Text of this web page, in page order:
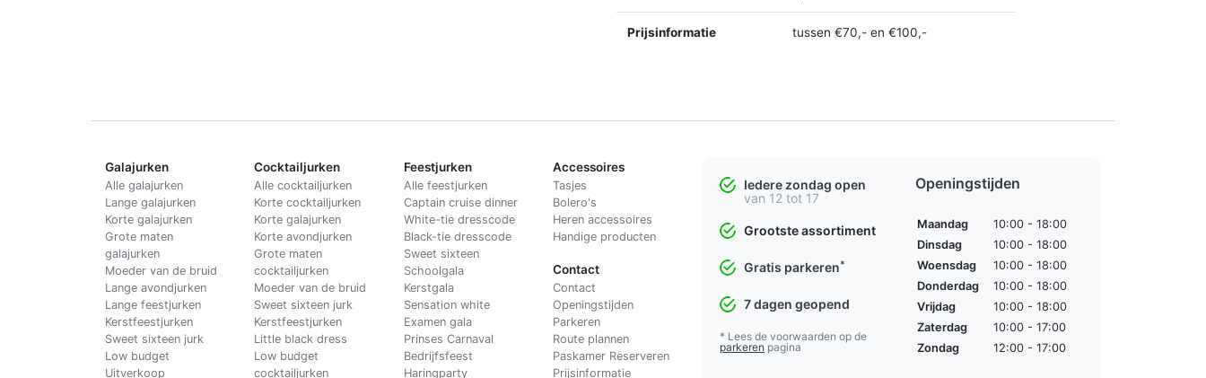
Prijsinformatie tussen €70,- en €100,-
Galajurken
Alle galajurken
Lange galajurken
Korte galajurken
Grote maten
galajurken
Moeder van de bruid
Lange avondjurken
Lange feestjurken
Kerstfeestjurken
Sweet sixteen jurk
Low budget
Uitverkoop
Cocktailjurken
Alle cocktailjurken
Korte cocktailjurken
Korte galajurken
Korte avondjurken
Grote maten
cocktailjurken
Moeder van de bruid
Sweet sixteen jurk
Kerstfeestjurken
Little black dress
Low budget
cocktailjurken
Feestjurken
Alle feestjurken
Captain cruise dinner
White-tie dresscode
Black-tie dresscode
Sweet sixteen
Schoolgala
Kerstgala
Sensation white
Examen gala
Prinses Carnaval
Bedrijfsfeest
Haringparty
Accessoires
Tasjes
Bolero's
Heren accessoires
Handige producten
Contact
Contact
Openingstijden
Parkeren
Route plannen
Paskamer Reserveren
Prijsinformatie
Iedere zondag open
van 12 tot 17
Grootste assortiment
Gratis parkeren*
7 dagen geopend
* Lees de voorwaarden op de
parkeren pagina
Openingstijden
Maandag
10:00 - 18:00
Dinsdag
10:00 - 18:00
Woensdag
10:00 - 18:00
Donderdag
10:00 - 18:00
Vrijdag
10:00 - 18:00
Zaterdag
10:00 - 17:00
Zondag
12:00 - 17:00